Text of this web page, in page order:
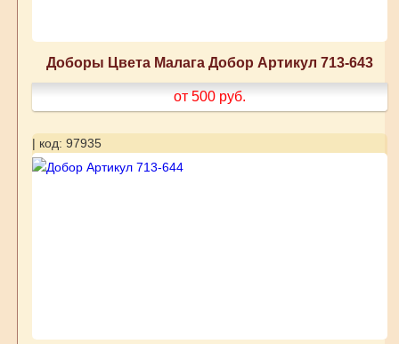
Доборы Цвета Малага Добор Артикул 713-643
от 500 руб.
| код: 97935